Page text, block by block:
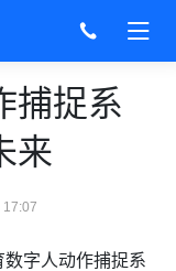
捕捉系
来
字人动作捕捉系